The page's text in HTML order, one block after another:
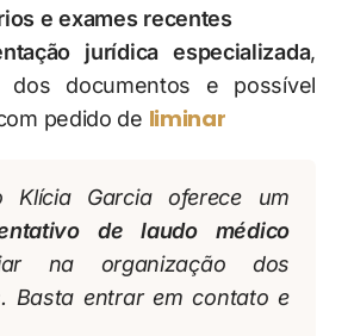
e exames recentes
jurídica especializada,
dos documentos e possível
pedido de liminar
Klícia Garcia oferece um
de laudo médico
na organização dos
Basta entrar em contato e